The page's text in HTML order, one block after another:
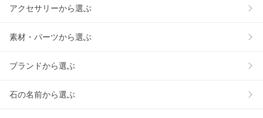
アクセサリーから選ぶ
素材・パーツから選ぶ
ブランドから選ぶ
石の名前から選ぶ